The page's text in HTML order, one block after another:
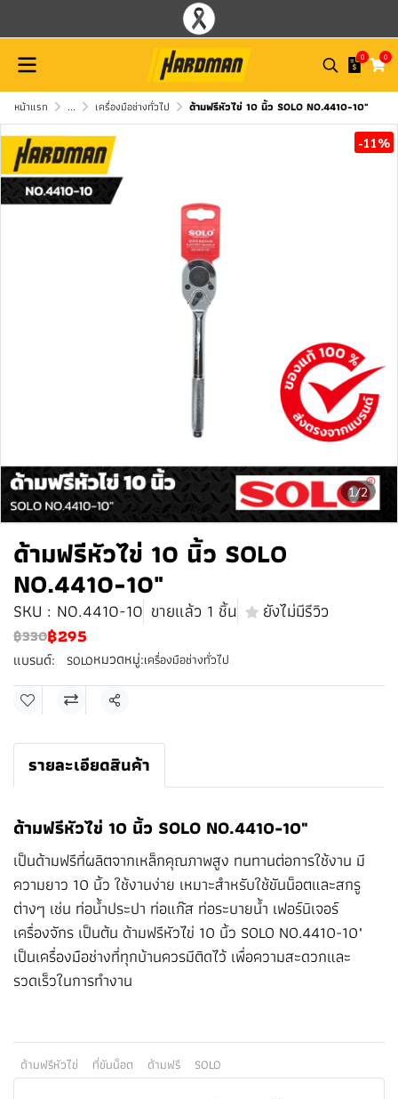
0 0
หน้าแรก ... เครื่องมือช่างทั่วไป ด้ามฟรีหัวไข่ 10 นิ้ว SOLO NO.4410-10"
1/2
-11%
ด้ามฟรีหัวไข่ 10 นิ้ว SOLO
NO.4410-10"
SKU : NO.4410-10 ขายแล้ว 1 ชิ้น ยังไม่มีรีวิว
฿330฿295
แบรนด์: SOLOหมวดหมู่:เครื่องมือช่างทั่วไป
แชร์
รายละเอียดสินค้า
ด้ามฟรีหัวไข่ 10 นิ้ว SOLO NO.4410-10"
เป็นด้ามฟรีที่ผลิตจากเหล็กคุณภาพสูง ทนทานต่อการใช้งาน มี
ความยาว 10 นิ้ว ใช้งานง่าย เหมาะสำหรับใช้ขันน็อตและสกรู
ต่างๆ เช่น ท่อน้ำประปา ท่อแก๊ส ท่อระบายน้ำ เฟอร์นิเจอร์
เครื่องจักร เป็นต้น ด้ามฟรีหัวไข่ 10 นิ้ว SOLO NO.4410-10"
เป็นเครื่องมือช่างที่ทุกบ้านควรมีติดไว้ เพื่อความสะดวกและ
รวดเร็วในการทำงาน
ด้ามฟรีหัวไข่ ที่ขันน็อต ด้ามฟรี SOLO